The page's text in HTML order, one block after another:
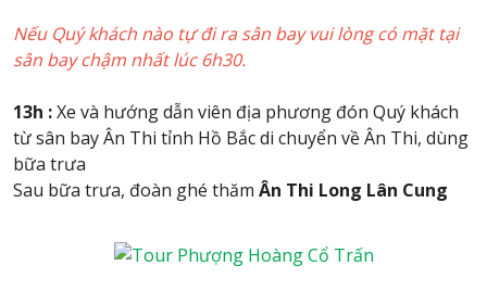
Nếu Quý khách nào tự đi ra sân bay vui lòng có mặt tại
sân bay chậm nhất lúc 6h30.
13h :Xe và hướng dẫn viên địa phương đón Quý khách
từ sân bay Ân Thi tỉnh Hồ Bắc di chuyển về Ân Thi, dùng
bữa trưa
Sau bữa trưa, đoàn ghé thăm Ân Thi Long Lân Cung